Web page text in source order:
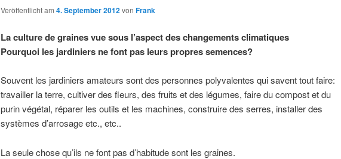
Veröffentlicht am 4. September 2012von Frank
La culture de graines vue sous l’aspect des changements climatiques
Pourquoi les jardiniers ne font pas leurs propres semences?
Souvent les jardiniers amateurs sont des personnes polyvalentes qui savent tout faire:
travailler la terre, cultiver des fleurs, des fruits et des légumes, faire du compost et du
purin végétal, réparer les outils et les machines, construire des serres, installer des
systèmes d’arrosage etc., etc..
La seule chose qu’ils ne font pas d’habitude sont les graines.